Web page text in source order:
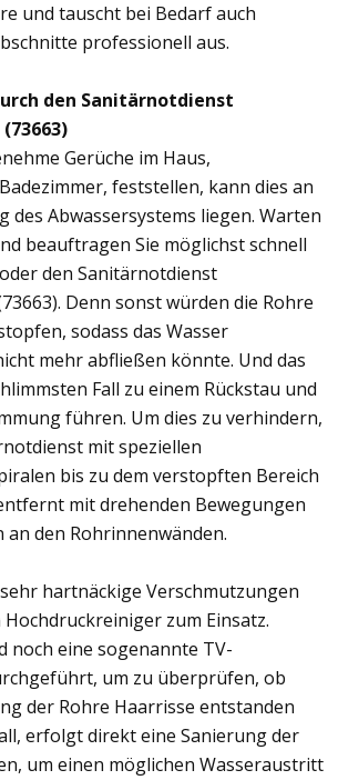
und tauscht bei Bedarf auch
professionell aus.
den Sanitärnotdienst
Gerüche im Haus,
feststellen, kann dies an
des Abwassersystems liegen. Warten
beauftragen Sie möglichst schnell
den Sanitärnotdienst
Denn sonst würden die Rohre
sodass das Wasser
mehr abfließen könnte. Und das
Fall zu einem Rückstau und
führen. Um dies zu verhindern,
mit speziellen
bis zu dem verstopften Bereich
mit drehenden Bewegungen
den Rohrinnenwänden.
hartnäckige Verschmutzungen
zum Einsatz.
noch eine sogenannte TV-
um zu überprüfen, ob
der Rohre Haarrisse entstanden
erfolgt direkt eine Sanierung der
um einen möglichen Wasseraustritt